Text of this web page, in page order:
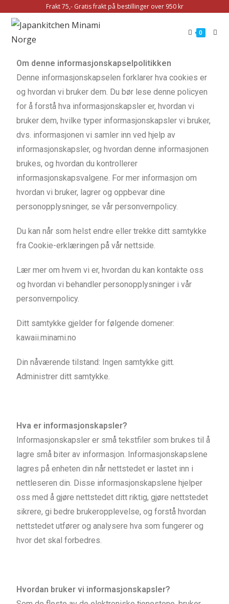
Frakt 75,- Gratis frakt på bestillinger over 950 kr
0
Om denne informasjonskapselpolitikken
Denne informasjonskapselen forklarer hva cookies er
og hvordan vi bruker dem. Du bør lese denne policyen
for å forstå hva informasjonskapsler er, hvordan vi
bruker dem, hvilke typer informasjonskapsler vi bruker,
dvs. informasjonen vi samler inn ved hjelp av
informasjonskapsler, og hvordan denne informasjonen
brukes, og hvordan du kontrollerer
informasjonskapsvalgene. For mer informasjon om
hvordan vi bruker, lagrer og oppbevar dine
personopplysninger, se vår personvernpolicy.
Du kan når som helst endre eller trekke ditt samtykke
fra Cookie-erklæringen på vår nettside.
Lær mer om hvem vi er, hvordan du kan kontakte oss
og hvordan vi behandler personopplysninger i vår
personvernpolicy.
Ditt samtykke gjelder for følgende domener:
kawaii.minami.no
Din nåværende tilstand: Ingen samtykke gitt.
Administrer ditt samtykke.
Hva er informasjonskapsler?
Informasjonskapsler er små tekstfiler som brukes til å
lagre små biter av informasjon. Informasjonskapslene
lagres på enheten din når nettstedet er lastet inn i
nettleseren din. Disse informasjonskapslene hjelper
oss med å gjøre nettstedet ditt riktig, gjøre nettstedet
sikrere, gi bedre brukeropplevelse, og forstå hvordan
nettstedet utfører og analysere hva som fungerer og
hvor det skal forbedres.
Hvordan bruker vi informasjonskapsler?